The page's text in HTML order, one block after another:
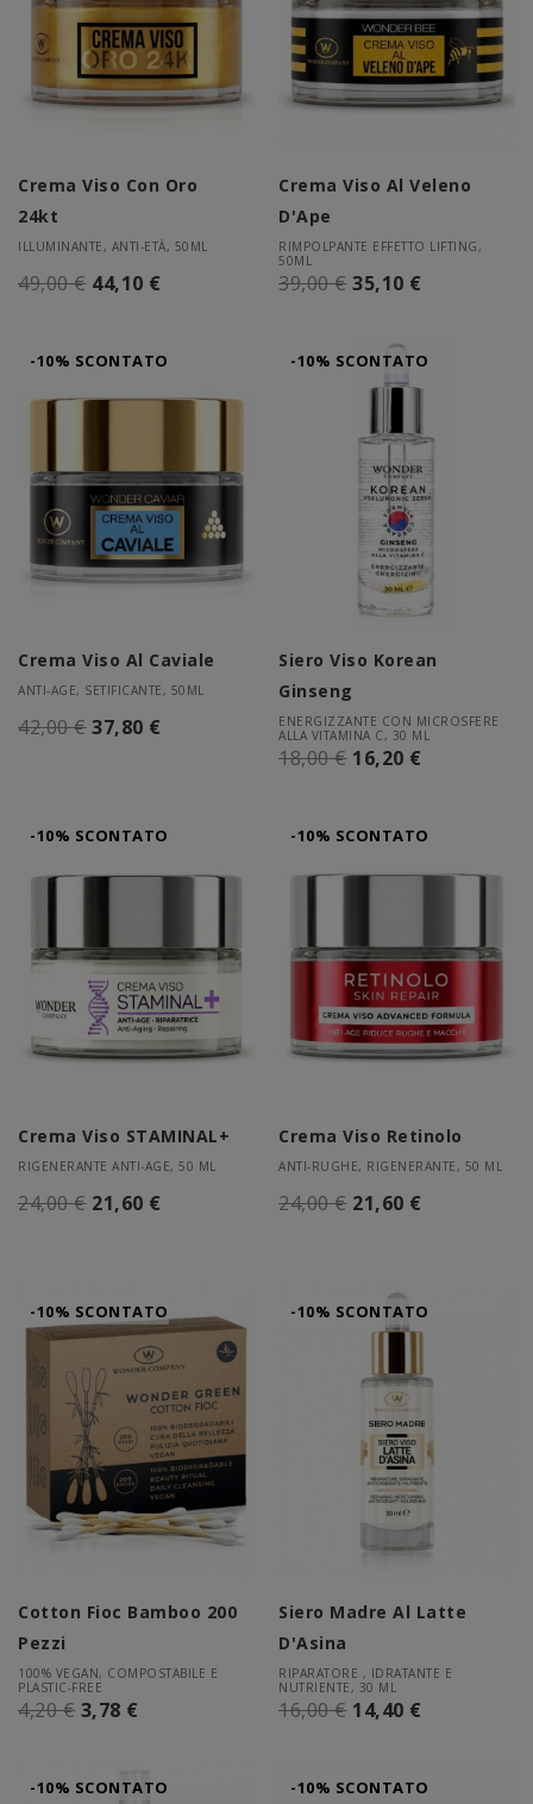
Crema Viso Con Oro
24kt
ILLUMINANTE, ANTI-ETÀ, 50ML
49,00 € 44,10 €
Crema Viso Al Veleno
D'Ape
RIMPOLPANTE EFFETTO LIFTING,
50ML
39,00 € 35,10 €
-10% SCONTATO
Crema Viso Al Caviale
ANTI-AGE, SETIFICANTE, 50ML
42,00 € 37,80 €
-10% SCONTATO
Siero Viso Korean
Ginseng
ENERGIZZANTE CON MICROSFERE
ALLA VITAMINA C, 30 ML
18,00 € 16,20 €
-10% SCONTATO
Crema Viso STAMINAL+
RIGENERANTE ANTI-AGE, 50 ML
24,00 € 21,60 €
-10% SCONTATO
Crema Viso Retinolo
ANTI-RUGHE, RIGENERANTE, 50 ML
24,00 € 21,60 €
-10% SCONTATO
Cotton Fioc Bamboo 200
Pezzi
100% VEGAN, COMPOSTABILE E
PLASTIC-FREE
4,20 € 3,78 €
-10% SCONTATO
Siero Madre Al Latte
D'Asina
RIPARATORE , IDRATANTE E
NUTRIENTE, 30 ML
16,00 € 14,40 €
-10% SCONTATO -10% SCONTATO